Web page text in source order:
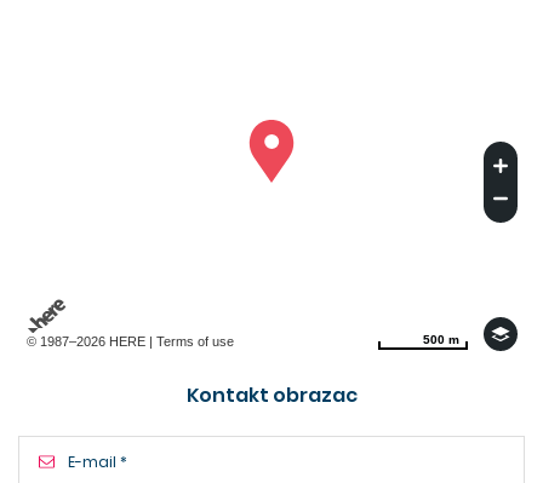
© 1987–2026 HERE | Terms of use 500 m
500 m
Kontakt obrazac